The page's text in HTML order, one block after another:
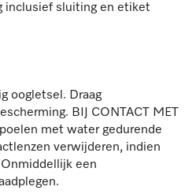
inclusief sluiting en etiket
oogletsel. Draag
BIJ CONTACT MET
met water gedurende
verwijderen, indien
een